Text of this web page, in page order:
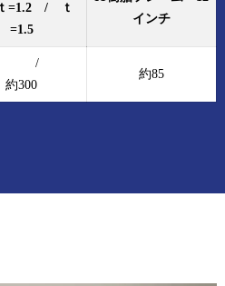
=1.2 / ｔ
=1.5
インチ
/
約300
約85